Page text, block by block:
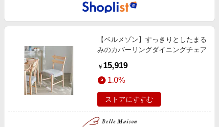
【ベルメゾン】すっきりとしたまる
みのカバーリングダイニングチェア
￥ 15,919
1.0%
ストアにすすむ